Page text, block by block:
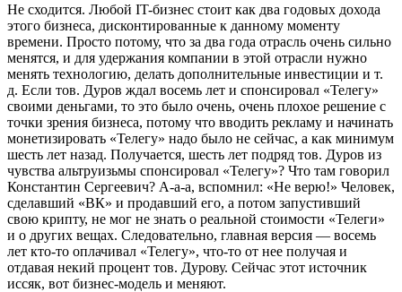
Не сходится. Любой IT-бизнес стоит как два годовых дохода
этого бизнеса, дисконтированные к данному моменту
времени. Просто потому, что за два года отрасль очень сильно
менятся, и для удержания компании в этой отрасли нужно
менять технологию, делать дополнительные инвестиции и т.
д. Если тов. Дуров ждал восемь лет и спонсировал «Телегу»
своими деньгами, то это было очень, очень плохое решение с
точки зрения бизнеса, потому что вводить рекламу и начинать
монетизировать «Телегу» надо было не сейчас, а как минимум
шесть лет назад. Получается, шесть лет подряд тов. Дуров из
чувства альтруизьмы спонсировал «Телегу»? Что там говорил
Константин Сергеевич? А-а-а, вспомнил: «Не верю!» Человек,
сделавший «ВК» и продавший его, а потом запустивший
свою крипту, не мог не знать о реальной стоимости «Телеги»
и о других вещах. Следовательно, главная версия — восемь
лет кто-то оплачивал «Телегу», что-то от нее получая и
отдавая некий процент тов. Дурову. Сейчас этот источник
иссяк, вот бизнес-модель и меняют.